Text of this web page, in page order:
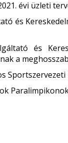
évi üzleti
és
és
a